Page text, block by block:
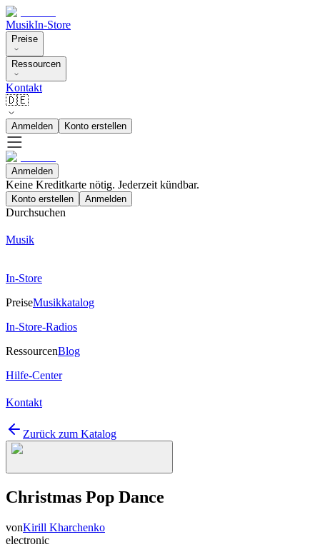
MusikIn-Store
Preise
Ressourcen
Kontakt
🇩🇪
Anmelden Konto erstellen
Anmelden
Keine Kreditkarte nötig. Jederzeit kündbar.
Konto erstellen Anmelden
Durchsuchen
Musik
In-Store
PreiseMusikkatalog
In-Store-Radios
RessourcenBlog
Hilfe-Center
Kontakt
Zurück zum Katalog
Christmas Pop Dance
vonKirill Kharchenko
electronic